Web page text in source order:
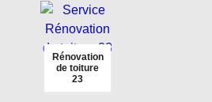
Rénovation
de toiture
23